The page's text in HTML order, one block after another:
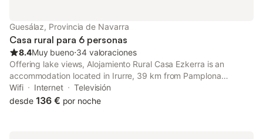
Guesálaz, Provincia de Navarra
Casa rural para 6 personas
8.4Muy bueno⋅34 valoraciones
Offering lake views, Alojamiento Rural Casa Ezkerra is an
accommodation located in Irurre, 39 km from Pamplona
Catedral and 37 km from Public University of Navarra.
Wifi Internet
Televisión
desde 136 € por noche